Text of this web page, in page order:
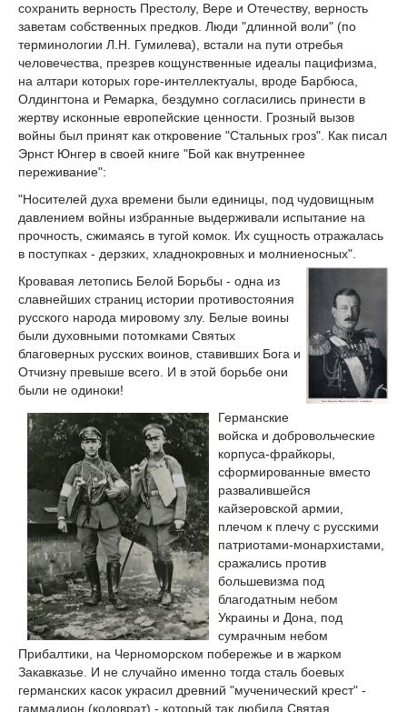
сохранить верность Престолу, Вере и Отечеству, верность
заветам собственных предков. Люди "длинной воли" (по
терминологии Л.Н. Гумилева), встали на пути отребья
человечества, презрев кощунственные идеалы пацифизма,
на алтари которых горе-интеллектуалы, вроде Барбюса,
Олдингтона и Ремарка, бездумно согласились принести в
жертву исконные европейские ценности. Грозный вызов
войны был принят как откровение "Стальных гроз". Как писал
Эрнст Юнгер в своей книге "Бой как внутреннее
переживание":
"Носителей духа времени были единицы, под чудовищным
давлением войны избранные выдерживали испытание на
прочность, сжимаясь в тугой комок. Их сущность отражалась
в поступках - дерзких, хладнокровных и молниеносных".
Кровавая летопись Белой Борьбы - одна из
славнейших страниц истории противостояния
русского народа мировому злу. Белые воины
были духовными потомками Святых
благоверных русских воинов, ставивших Бога и
Отчизну превыше всего. И в этой борьбе они
были не одиноки!
Германские
войска и добровольческие
корпуса-фрайкоры,
сформированные вместо
развалившейся
кайзеровской армии,
плечом к плечу с русскими
патриотами-монархистами,
сражались против
большевизма под
благодатным небом
Украины и Дона, под
сумрачным небом
Прибалтики, на Черноморском побережье и в жарком
Закавказье. И не случайно именно тогда сталь боевых
германских касок украсил древний "мученический крест" -
гаммадион (коловрат) - который так любила Святая